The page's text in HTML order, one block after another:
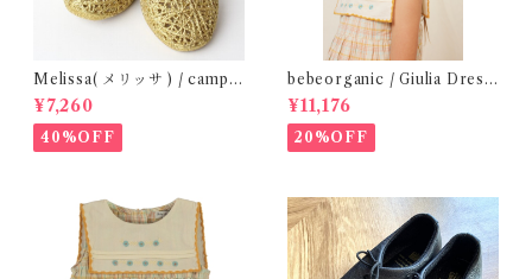
Melissa( メリッサ ) / campa
na ( Gold )28-33
¥7,260
40%OFF
bebeorganic / Giulia Dress
Lagoon Check (2-6y)
¥11,176
20%OFF